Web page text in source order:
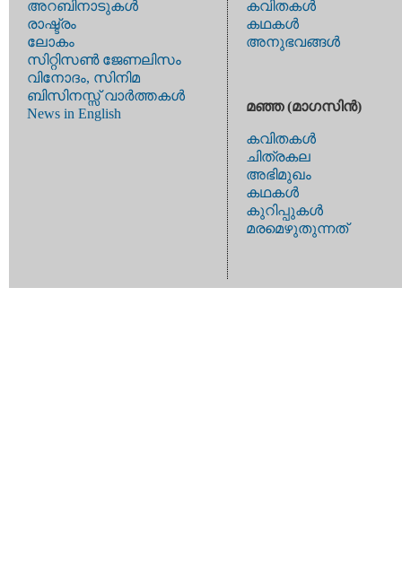
അറബിനാടുകള്‍
രാഷ്ട്രം
ലോകം
സിറ്റിസണ്‍ ജേണലിസം
വിനോദം, സിനിമ
ബിസിനസ്സ് വാര്‍ത്തകള്‍
News in English
കവിതകള്‍
കഥകള്‍
അനുഭവങ്ങള്‍
മഞ്ഞ (മാഗസിന്‍)
കവിതകള്‍
ചിത്രകല
അഭിമുഖം
കഥകള്‍
കുറിപ്പുകള്‍
മരമെഴുതുന്നത്